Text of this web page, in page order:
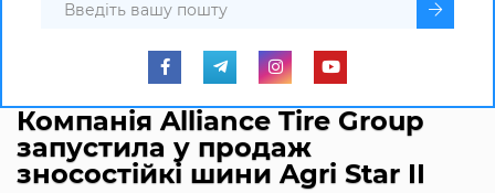
Компанія Alliance Tire Group
запустила у продаж
зносостійкі шини Agri Star II